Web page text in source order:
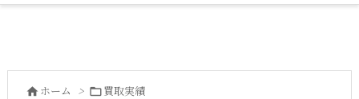
 ホーム > 買取実績